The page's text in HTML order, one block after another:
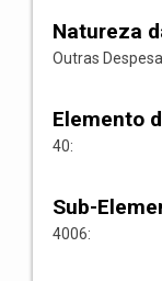
Natureza
Outras
Elemento
40:
Sub-
4006: